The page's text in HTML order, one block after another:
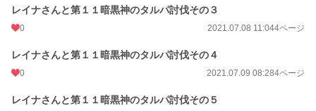
レイナさんと第１１暗黒神のタルパ討伐その３
0 2021.07.08 11:044ページ
レイナさんと第１１暗黒神のタルパ討伐その４
0 2021.07.09 08:284ページ
レイナさんと第１１暗黒神のタルパ討伐その５